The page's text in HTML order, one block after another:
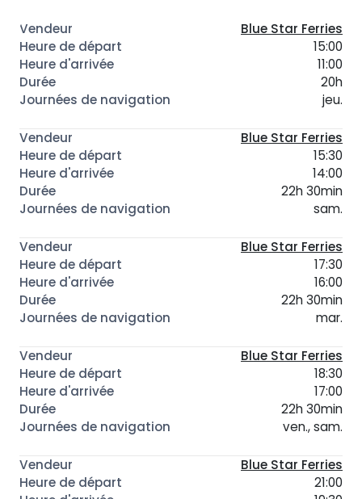
Blue Star Ferries
15:00
11:00
20h
jeu.
Blue Star Ferries
15:30
14:00
22h 30min
sam.
Blue Star Ferries
17:30
16:00
22h 30min
mar.
Blue Star Ferries
18:30
17:00
22h 30min
ven., sam.
Blue Star Ferries
21:00